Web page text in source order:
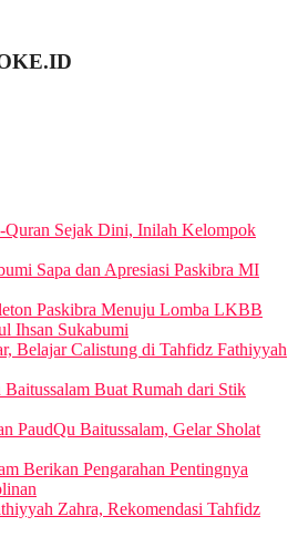
Quran Sejak Dini, Inilah Kelompok
Sapa dan Apresiasi Paskibra MI
Paskibra Menuju Lomba LKBB
Ihsan Sukabumi
Belajar Calistung di Tahfidz Fathiyyah
Buat Rumah dari Stik
PaudQu Baitussalam, Gelar Sholat
Berikan Pengarahan Pentingnya
Zahra, Rekomendasi Tahfidz